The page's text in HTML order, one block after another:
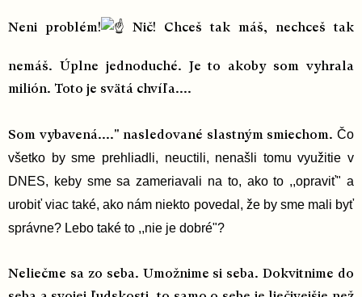
Neni problém! Nič! Chceš tak máš, nechceš tak
nemáš. Úplne jednoduché. Je to akoby som vyhrala
milión. Toto je svätá chvíľa....
Som vybavená...." nasledované slastným smiechom. Čo
všetko by sme prehliadli, neuctili, nenašli tomu využitie v
DNES, keby sme sa zameriavali na to, ako to ,,opraviť" a
urobiť viac také, ako nám niekto povedal, že by sme mali byť
správne? Lebo také to ,,nie je dobré"?
Neliečme sa zo seba. Umožnime si seba. Dokvitnime do